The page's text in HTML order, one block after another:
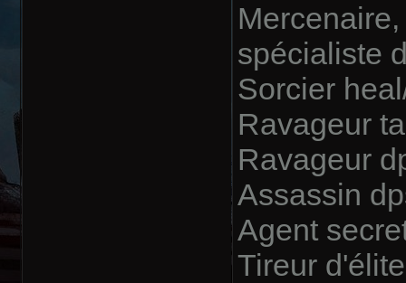
spécialiste
Sorcier
Ravageur
Ravageur
Assassin
Agent
Tireur